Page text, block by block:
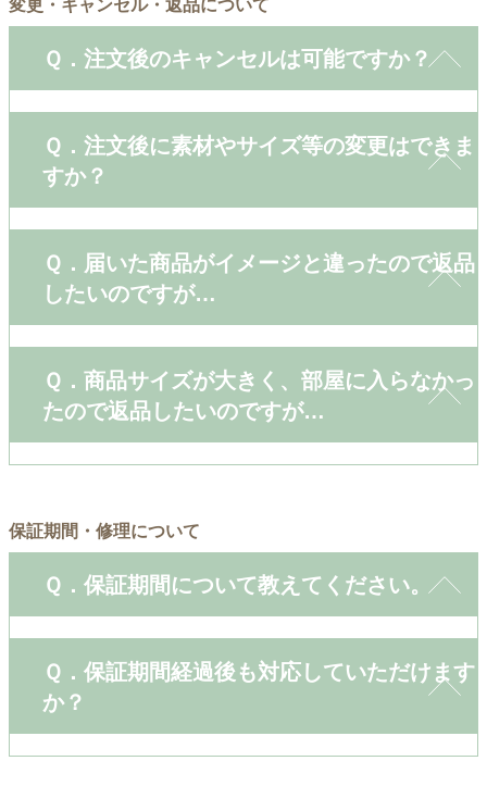
変更・キャンセル・返品について
Ｑ．注文後のキャンセルは可能ですか？
Ｑ．注文後に素材やサイズ等の変更はできま
すか？
Ｑ．届いた商品がイメージと違ったので返品
したいのですが…
Ｑ．商品サイズが大きく、部屋に入らなかっ
たので返品したいのですが…
保証期間・修理について
Ｑ．保証期間について教えてください。
Ｑ．保証期間経過後も対応していただけます
か？